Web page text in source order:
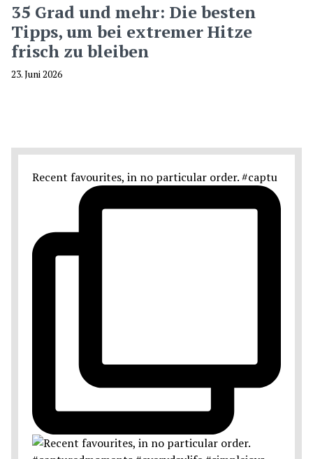
35 Grad und mehr: Die besten
Tipps, um bei extremer Hitze
frisch zu bleiben
23. Juni 2026
Recent favourites, in no particular order. #captu